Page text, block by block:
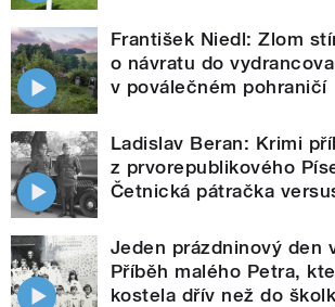
František Niedl: Zlom
o návratu do
v poválečném pohraničí
Ladislav Beran: Krimi
z prvorepublikového
Četnická pátračka
Jeden prázdninový den
Příběh malého Petra,
kostela dřív než do